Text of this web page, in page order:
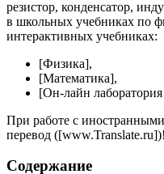
резистор, конденсатор,
в школьных учебниках по
интерактивных учебниках:
[Физика],
[Математика],
[Он-лайн
При работе с
перевод ([www.Translate.ru])!
Содержание